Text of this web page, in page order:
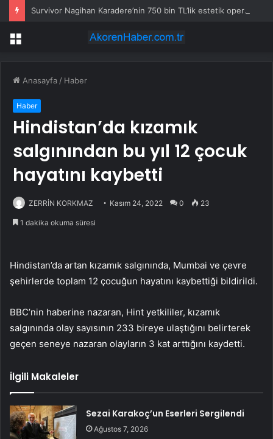
Survivor Nagihan Karadere’nin 750 bin TL’lik estetik operasyonu: Yaşadığı zorlu süreci anlattı
Menü
Anasayfa / Haber
Haber
Hindistan’da kızamık
salgınından bu yıl 12 çocuk
hayatını kaybetti
ZERRİN KORKMAZ Kasım 24, 2022 0 23
1 dakika okuma süresi
Hindistan’da artan kızamık salgınında, Mumbai ve çevre
şehirlerde toplam 12 çocuğun hayatını kaybettiği bildirildi.
BBC’nin haberine nazaran, Hint yetkililer, kızamık
salgınında olay sayısının 233 bireye ulaştığını belirterek
geçen seneye nazaran olayların 3 kat arttığını kaydetti.
İlgili Makaleler
Sezai Karakoç’un Eserleri Sergilendi
Ağustos 7, 2026